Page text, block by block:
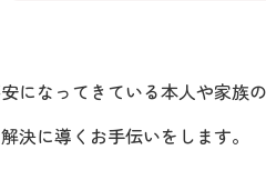
になってきている本人や家族の
決に導くお手伝いをします。